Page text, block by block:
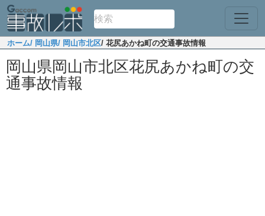
ホーム/ 岡山県/ 岡山市北区/ 花尻あかね町の交通事故情報
岡山県岡山市北区花尻あかね町の交
通事故情報